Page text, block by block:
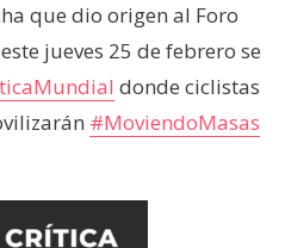
que dio origen al Foro
jueves 25 de febrero se
donde ciclistas
#MoviendoMasas